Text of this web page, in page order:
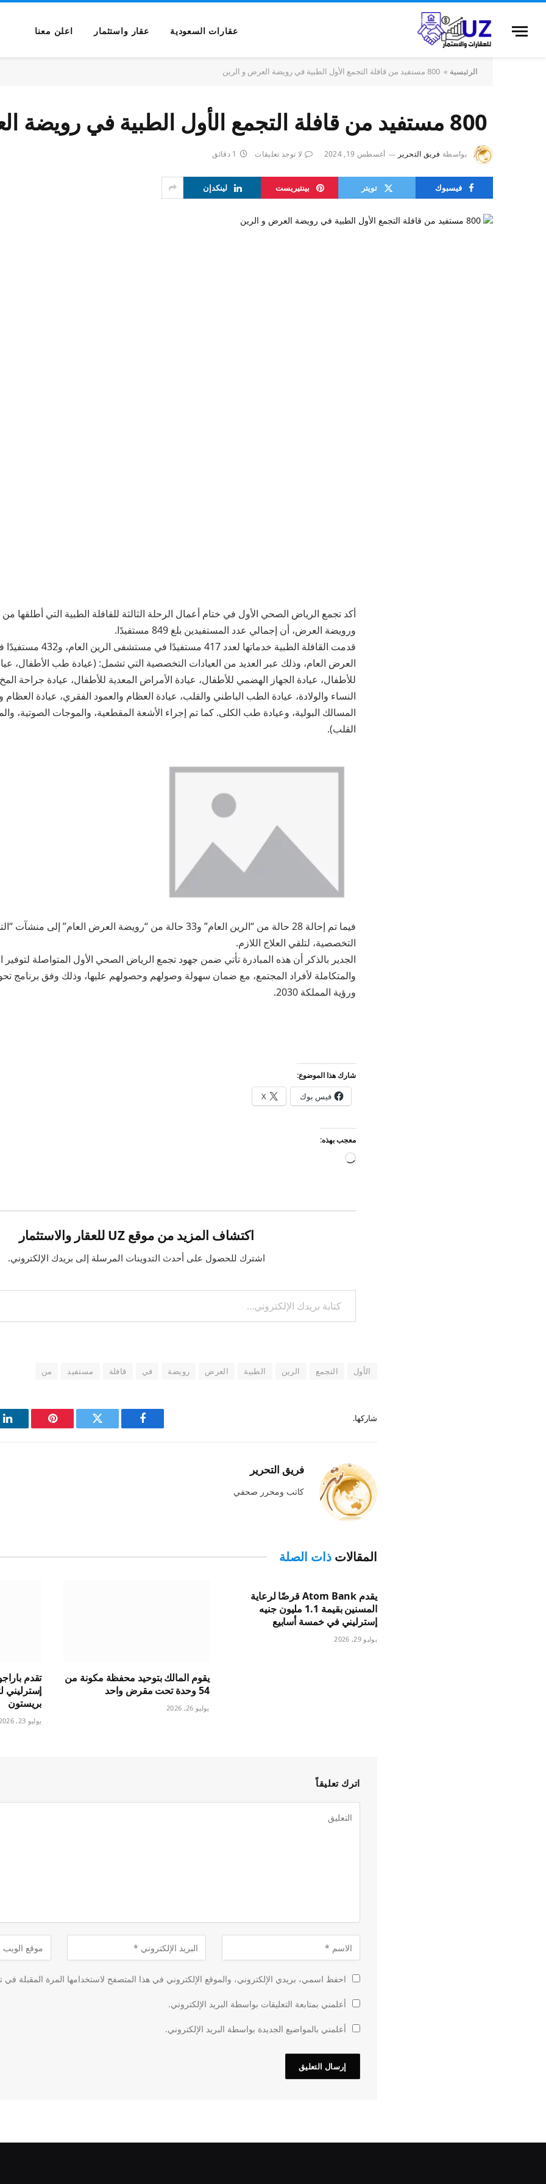
عقارات السعودية عقار واستثمار اعلن معنا
الرئيسية »
بواسطة فريق التحرير أغسطس 19, 2024 لا توجد تعليقات 1 دقائق
فيسبوك تويتر بينتيريست لينكدإن
أكد تجمع الرياض الصحي الأول في ختام أعمال الرحلة الثالثة للقافلة الطبية التي أطلقها
ورويضة العرض، أن إجمالي عدد المستفيدين بلغ 849 مستفيدًا.
قدمت القافلة الطبية خدماتها
العرض العام، وذلك عبر العديد من العيادات التخصصية التي تشمل: (عيادة طب الأطفال،
للأطفال، عيادة الجهاز الهضمي للأطفال، عيادة الأمراض المعدية للأطفال، عيادة جراحة
النساء والولادة، عيادة الطب الباطني والقلب، عيادة العظام والعمود الفقري، عيادة العظام
المسالك البولية، وعيادة طب الكلى. كما تم إجراء الأشعة المقطعية، والموجات الصوتية،
القلب).
فيما تم إحالة 28 حالة من “الرين العام” و33 حالة من “رويضة العرض العام” إلى
التخصصية، لتلقي العلاج اللازم.
الجدير بالذكر أن هذه المبادرة تأتي ضمن جهود تجمع الرياض الصحي الأول المتواصلة لتوفير
والمتكاملة لأفراد المجتمع، مع ضمان سهولة وصولهم وحصولهم عليها، وذلك وفق برنامج
ورؤية المملكة 2030.
شارك هذا الموضوع:
فيس بوك X
معجب بهذه:
جاري
اكتشاف المزيد من موقع UZ للعقار والاستثمار
اشترك للحصول على أحدث التدوينات المرسلة إلى بريدك الإلكتروني.
كتابة بريدك الإلكتروني...
الأول التجمع الرين الطبية العرض رويضة في قافلة مستفيد من
شاركها.
فيسبوك
تويتر بينتيريست
فريق التحرير
كاتب ومحرر صحفي
المقالاتذات الصلة
يقدم Atom Bank قرضًا لرعاية
المسنين بقيمة 1.1 مليون جنيه
إسترليني في خمسة أسابيع
يوليو 29, 2026
يقوم المالك بتوحيد محفظة مكونة من
54 وحدة تحت مقرض واحد
يوليو 26, 2026
بريستون
يوليو 23, 2026
اترك تعليقاً
احفظ اسمي، بريدي الإلكتروني، والموقع الإلكتروني في هذا المتصفح لاستخدامها المرة المقبلة في
أعلمني بمتابعة التعليقات بواسطة البريد الإلكتروني.
أعلمني بالمواضيع الجديدة بواسطة البريد الإلكتروني.